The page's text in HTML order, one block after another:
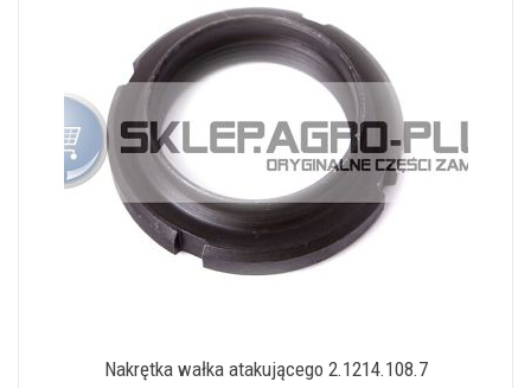
Nakrętka wałka atakującego 2.1214.108.7